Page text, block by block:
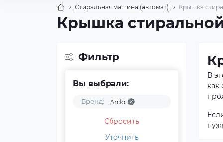
Стиральная машина (автомат) Крышка
Крышка
Фильтр
Вы выбрали:
Бренд: Ardo
Сбросить
Уточнить
В
как